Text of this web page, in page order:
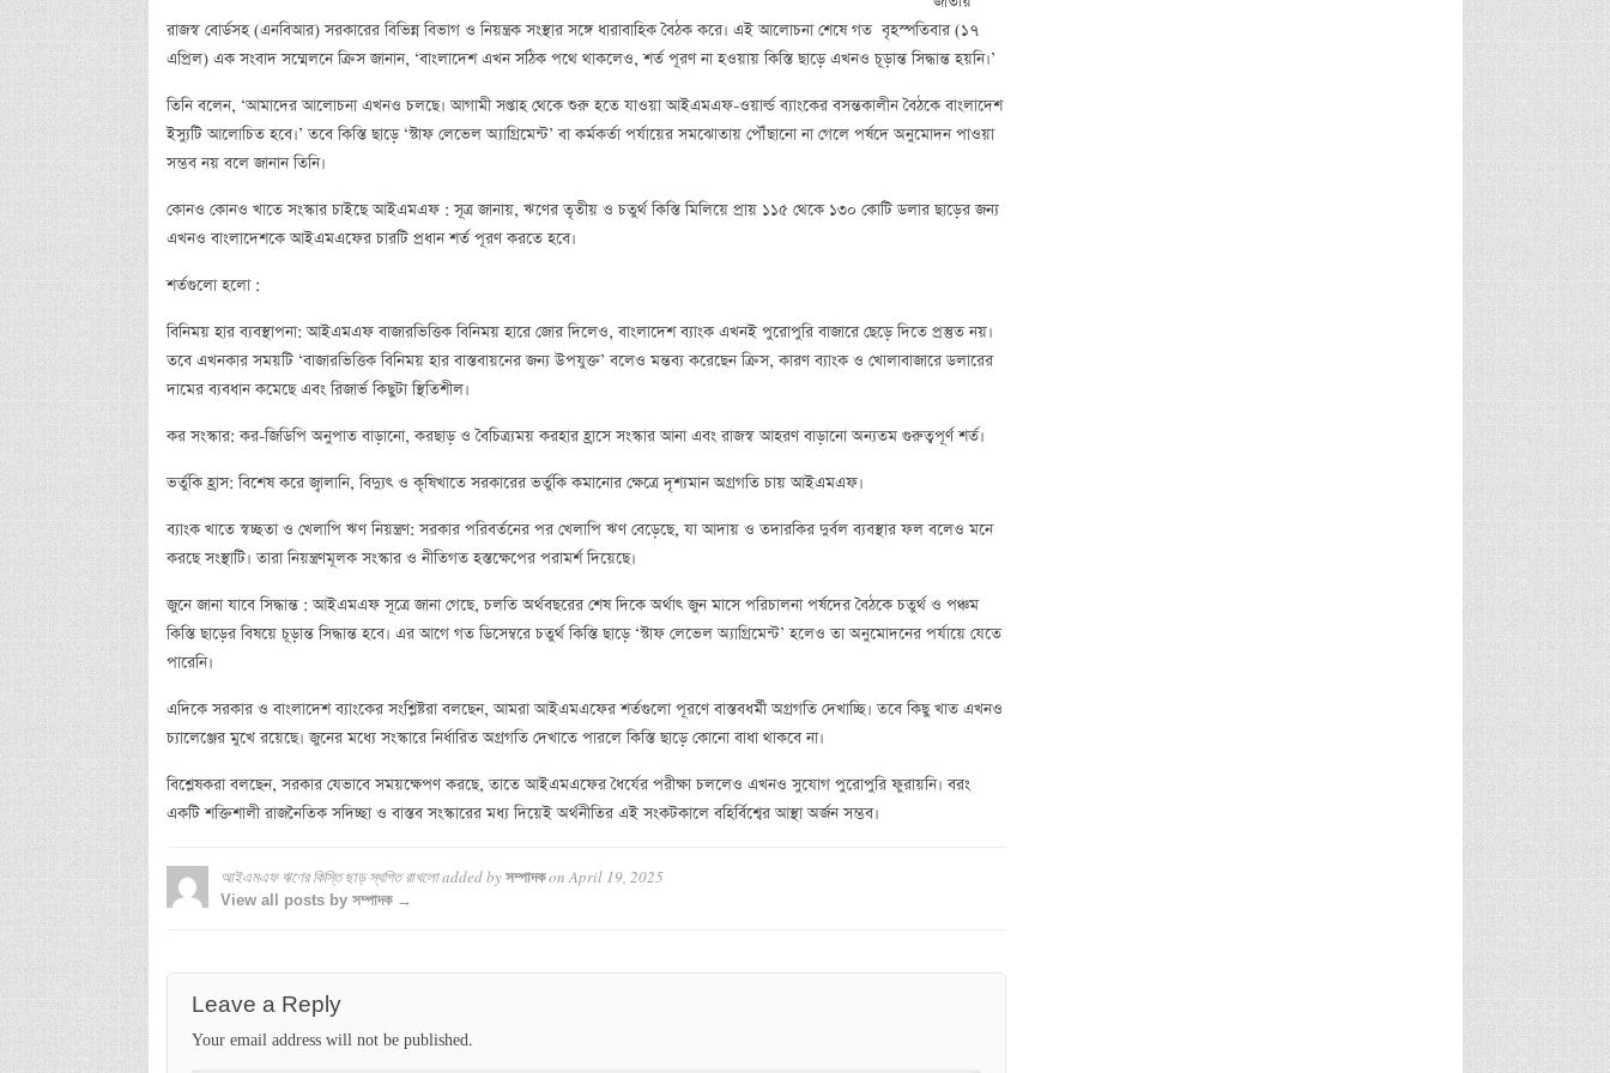
রাজস্ব বোর্ডসহ (এনবিআর) সরকারের বিভিন্ন বিভাগ ও নিয়ন্ত্রক সংস্থার সঙ্গে ধারাবাহিক বৈঠক করে। এই আলোচনা শেষে গত বৃহস্পতিবার (১৭
এপ্রিল) এক সংবাদ সম্মেলনে ক্রিস জানান, ‘বাংলাদেশ এখন সঠিক পথে থাকলেও, শর্ত পূরণ না হওয়ায় কিস্তি ছাড়ে এখনও চূড়ান্ত সিদ্ধান্ত হয়নি।’
তিনি বলেন, ‘আমাদের আলোচনা এখনও চলছে। আগামী সপ্তাহ থেকে শুরু হতে যাওয়া আইএমএফ-ওয়ার্ল্ড ব্যাংকের বসন্তকালীন বৈঠকে বাংলাদেশ
ইস্যুটি আলোচিত হবে।’ তবে কিস্তি ছাড়ে ‘স্টাফ লেভেল অ্যাগ্রিমেন্ট’ বা কর্মকর্তা পর্যায়ের সমঝোতায় পৌঁছানো না গেলে পর্ষদে অনুমোদন পাওয়া
সম্ভব নয় বলে জানান তিনি।
কোনও কোনও খাতে সংস্কার চাইছে আইএমএফ : সূত্র জানায়, ঋণের তৃতীয় ও চতুর্থ কিস্তি মিলিয়ে প্রায় ১১৫ থেকে ১৩০ কোটি ডলার ছাড়ের জন্য
এখনও বাংলাদেশকে আইএমএফের চারটি প্রধান শর্ত পূরণ করতে হবে।
শর্তগুলো হলো :
বিনিময় হার ব্যবস্থাপনা: আইএমএফ বাজারভিত্তিক বিনিময় হারে জোর দিলেও, বাংলাদেশ ব্যাংক এখনই পুরোপুরি বাজারে ছেড়ে দিতে প্রস্তুত নয়।
তবে এখনকার সময়টি ‘বাজারভিত্তিক বিনিময় হার বাস্তবায়নের জন্য উপযুক্ত’ বলেও মন্তব্য করেছেন ক্রিস, কারণ ব্যাংক ও খোলাবাজারে ডলারের
দামের ব্যবধান কমেছে এবং রিজার্ভ কিছুটা স্থিতিশীল।
কর সংস্কার: কর-জিডিপি অনুপাত বাড়ানো, করছাড় ও বৈচিত্র্যময় করহার হ্রাসে সংস্কার আনা এবং রাজস্ব আহরণ বাড়ানো অন্যতম গুরুত্বপূর্ণ শর্ত।
ভর্তুকি হ্রাস: বিশেষ করে জ্বালানি, বিদ্যুৎ ও কৃষিখাতে সরকারের ভর্তুকি কমানোর ক্ষেত্রে দৃশ্যমান অগ্রগতি চায় আইএমএফ।
ব্যাংক খাতে স্বচ্ছতা ও খেলাপি ঋণ নিয়ন্ত্রণ: সরকার পরিবর্তনের পর খেলাপি ঋণ বেড়েছে, যা আদায় ও তদারকির দুর্বল ব্যবস্থার ফল বলেও মনে
করছে সংস্থাটি। তারা নিয়ন্ত্রণমূলক সংস্কার ও নীতিগত হস্তক্ষেপের পরামর্শ দিয়েছে।
জুনে জানা যাবে সিদ্ধান্ত : আইএমএফ সূত্রে জানা গেছে, চলতি অর্থবছরের শেষ দিকে অর্থাৎ জুন মাসে পরিচালনা পর্ষদের বৈঠকে চতুর্থ ও পঞ্চম
কিস্তি ছাড়ের বিষয়ে চূড়ান্ত সিদ্ধান্ত হবে। এর আগে গত ডিসেম্বরে চতুর্থ কিস্তি ছাড়ে ‘স্টাফ লেভেল অ্যাগ্রিমেন্ট’ হলেও তা অনুমোদনের পর্যায়ে যেতে
পারেনি।
এদিকে সরকার ও বাংলাদেশ ব্যাংকের সংশ্লিষ্টরা বলছেন, আমরা আইএমএফের শর্তগুলো পূরণে বাস্তবধর্মী অগ্রগতি দেখাচ্ছি। তবে কিছু খাত এখনও
চ্যালেঞ্জের মুখে রয়েছে। জুনের মধ্যে সংস্কারে নির্ধারিত অগ্রগতি দেখাতে পারলে কিস্তি ছাড়ে কোনো বাধা থাকবে না।
বিশ্লেষকরা বলছেন, সরকার যেভাবে সময়ক্ষেপণ করছে, তাতে আইএমএফের ধৈর্যের পরীক্ষা চললেও এখনও সুযোগ পুরোপুরি ফুরায়নি। বরং
একটি শক্তিশালী রাজনৈতিক সদিচ্ছা ও বাস্তব সংস্কারের মধ্য দিয়েই অর্থনীতির এই সংকটকালে বহির্বিশ্বের আস্থা অর্জন সম্ভব।
আইএমএফ ঋণের কিস্তি ছাড় স্থগিত রাখলোadded by সম্পাদকonApril 19, 2025
View all posts by সম্পাদক →
Leave a Reply
Your email address will not be published.